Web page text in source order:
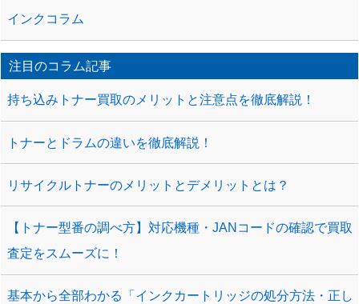
インクコラム
注目のコラム記事
持ち込みトナー買取のメリットと注意点を徹底解説！
トナーとドラムの違いを徹底解説！
リサイクルトナーのメリットとデメリットとは？
【トナー型番の調べ方】対応機種・JANコードの確認で買取
査定をスムーズに！
基本から全部わかる「インクカートリッジの処分方法・正し